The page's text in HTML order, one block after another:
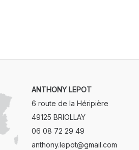
ANTHONY LEPOT
6 route de la Héripière
49125 BRIOLLAY
06 08 72 29 49
anthony.lepot@gmail.com